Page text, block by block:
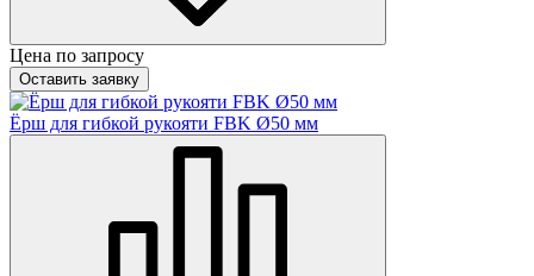
Цена по запросу
Оставить заявку
Ёрш для гибкой рукояти FBK Ø50 мм